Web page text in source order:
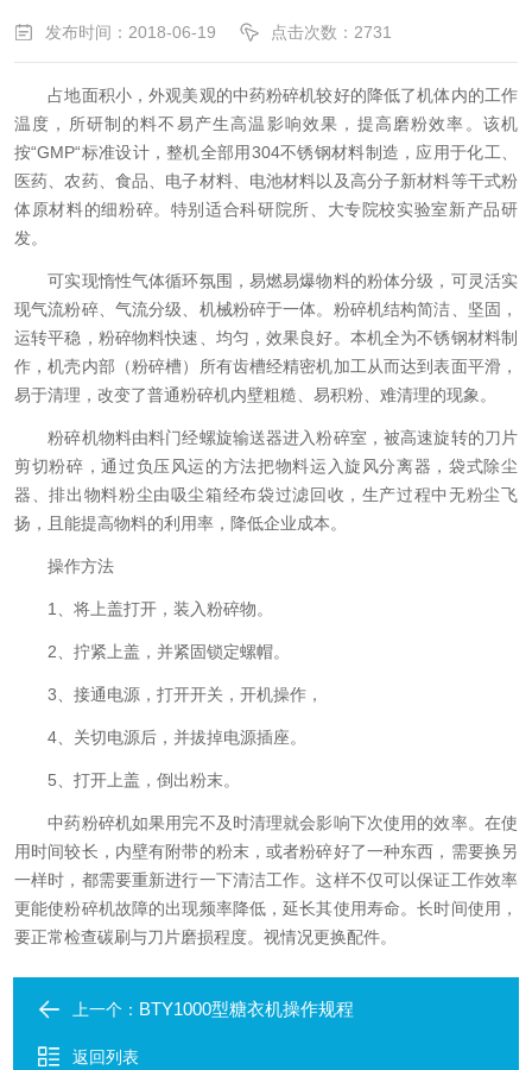
发布时间：2018-06-19 点击次数：2731
占地面积小，外观美观的中药粉碎机较好的降低了机体内的工作
温度，所研制的料不易产生高温影响效果，提高磨粉效率。该机
按“GMP“标准设计，整机全部用304不锈钢材料制造，应用于化工、
医药、农药、食品、电子材料、电池材料以及高分子新材料等干式粉
体原材料的细粉碎。特别适合科研院所、大专院校实验室新产品研
发。
可实现惰性气体循环氛围，易燃易爆物料的粉体分级，可灵活实
现气流粉碎、气流分级、机械粉碎于一体。粉碎机结构简洁、坚固，
运转平稳，粉碎物料快速、均匀，效果良好。本机全为不锈钢材料制
作，机壳内部（粉碎槽）所有齿槽经精密机加工从而达到表面平滑，
易于清理，改变了普通粉碎机内壁粗糙、易积粉、难清理的现象。
粉碎机物料由料门经螺旋输送器进入粉碎室，被高速旋转的刀片
剪切粉碎，通过负压风运的方法把物料运入旋风分离器，袋式除尘
器、排出物料粉尘由吸尘箱经布袋过滤回收，生产过程中无粉尘飞
扬，且能提高物料的利用率，降低企业成本。
操作方法
1、将上盖打开，装入粉碎物。
2、拧紧上盖，并紧固锁定螺帽。
3、接通电源，打开开关，开机操作，
4、关切电源后，并拔掉电源插座。
5、打开上盖，倒出粉末。
中药粉碎机如果用完不及时清理就会影响下次使用的效率。在使
用时间较长，内壁有附带的粉末，或者粉碎好了一种东西，需要换另
一样时，都需要重新进行一下清洁工作。这样不仅可以保证工作效率
更能使粉碎机故障的出现频率降低，延长其使用寿命。长时间使用，
要正常检查碳刷与刀片磨损程度。视情况更换配件。
上一个： BTY1000型糖衣机操作规程
返回列表